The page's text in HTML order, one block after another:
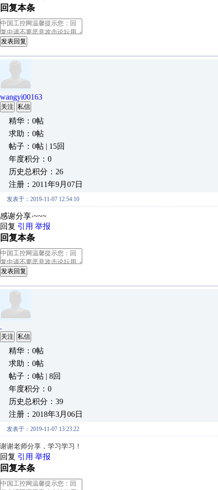
回复本条
发表回复
wangyi00163
关注 私信
精华：0帖
求助：0帖
帖子：0帖 | 15回
年度积分：0
历史总积分：26
注册：2011年9月07日
发表于：2019-11-07 12:54:10
感谢分享·~~~
回复 引用 举报
回复本条
发表回复
.
关注 私信
精华：0帖
求助：0帖
帖子：0帖 | 8回
年度积分：0
历史总积分：39
注册：2018年3月06日
发表于：2019-11-07 13:23:22
谢谢老师分享，学习学习！
回复 引用 举报
回复本条